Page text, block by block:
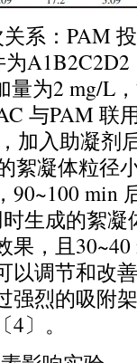
系： PAM
A1B2C2D2
量为2 mg/L
与PAM 联
加入助凝剂
絮凝体粒径
90~100 min
生成的絮凝
果，且
以调节和改
强烈的吸附
4〕。